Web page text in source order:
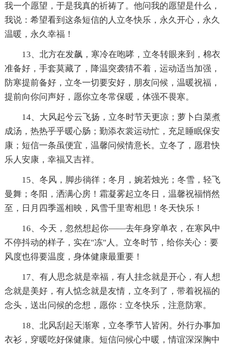
我一个愿望，于是我真的祈祷了。他问我的愿望是什么，
我说：希望看到这条短信的人立冬快乐，永久开心，永久
温暖，永久幸福！
13、北方在发飙，寒冷在咆哮，立冬转眼来到，棉衣
准备好，手套莫藏了，降温突袭猜不着，运动适当加强，
防寒提前备好，立冬一切要安好，朋友问候，温暖祝福，
提前向你问声好，愿你立冬常保暖，体强不畏寒。
14、大风起兮云飞扬，立冬时节天更凉；萝卜白菜煮
成汤，热热乎乎暖心肠；勤添衣裳运动忙，充足睡眠保安
康；短信一条虽便宜，温馨问候情意长。立冬了，愿君快
乐人安康，幸福又吉祥。
15、冬风，脚步徜徉；冬月，婉若烛光；冬雪，轻飞
曼舞；冬阳，洒满心房！霜凝雾起立冬日，温馨祝福悄然
至，日月四季遥相映，风雪千里寄相思！冬天快乐！
16、今天，忽然想起你——去年身穿单衣，在寒风中
不停抖动的样子，实在"冻"人。立冬时节，给你关心：要
风度也得要温度，身体健康最重要！
17、有人思念就是幸福，有人挂念就是开心，有人想
念就是美好，有人惦念就是友情，立冬到了，带着祝福的
念头，送出问候的念想，愿你：立冬快乐，注意防寒。
18、北风刮起天渐寒，立冬季节人皆闲。外行办事加
衣衫，穿暖吃好保健康。短信问候心中暖，情谊深深胸中